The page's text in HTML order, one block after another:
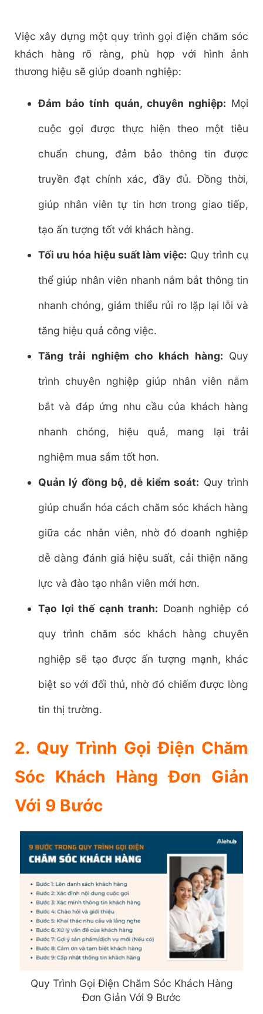
Việc xây dựng một quy trình gọi điện chăm sóc
khách hàng rõ ràng, phù hợp với hình ảnh
thương hiệu sẽ giúp doanh nghiệp:
Đảm bảo tính quán, chuyên nghiệp: Mọi
cuộc gọi được thực hiện theo một tiêu
chuẩn chung, đảm bảo thông tin được
truyền đạt chính xác, đầy đủ. Đồng thời,
giúp nhân viên tự tin hơn trong giao tiếp,
tạo ấn tượng tốt với khách hàng.
Tối ưu hóa hiệu suất làm việc: Quy trình cụ
thể giúp nhân viên nhanh nắm bắt thông tin
nhanh chóng, giảm thiểu rủi ro lặp lại lỗi và
tăng hiệu quả công việc.
Tăng trải nghiệm cho khách hàng: Quy
trình chuyên nghiệp giúp nhân viên nắm
bắt và đáp ứng nhu cầu của khách hàng
nhanh chóng, hiệu quả, mang lại trải
nghiệm mua sắm tốt hơn.
Quản lý đồng bộ, dễ kiểm soát: Quy trình
giúp chuẩn hóa cách chăm sóc khách hàng
giữa các nhân viên, nhờ đó doanh nghiệp
dễ dàng đánh giá hiệu suất, cải thiện năng
lực và đào tạo nhân viên mới hơn.
Tạo lợi thế cạnh tranh: Doanh nghiệp có
quy trình chăm sóc khách hàng chuyên
nghiệp sẽ tạo được ấn tượng mạnh, khác
biệt so với đối thủ, nhờ đó chiếm được lòng
tin thị trường.
2. Quy Trình Gọi Điện Chăm
Sóc Khách Hàng Đơn Giản
Với 9 Bước
Quy Trình Gọi Điện Chăm Sóc Khách Hàng
Đơn Giản Với 9 Bước